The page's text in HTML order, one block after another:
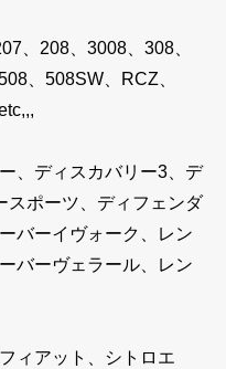
、208、3008、308、
、508SW、RCZ、
、ディスカバリー3、デ
スポーツ、ディフェンダ
バーイヴォーク、レン
バーヴェラール、レン
ィアット、シトロエ